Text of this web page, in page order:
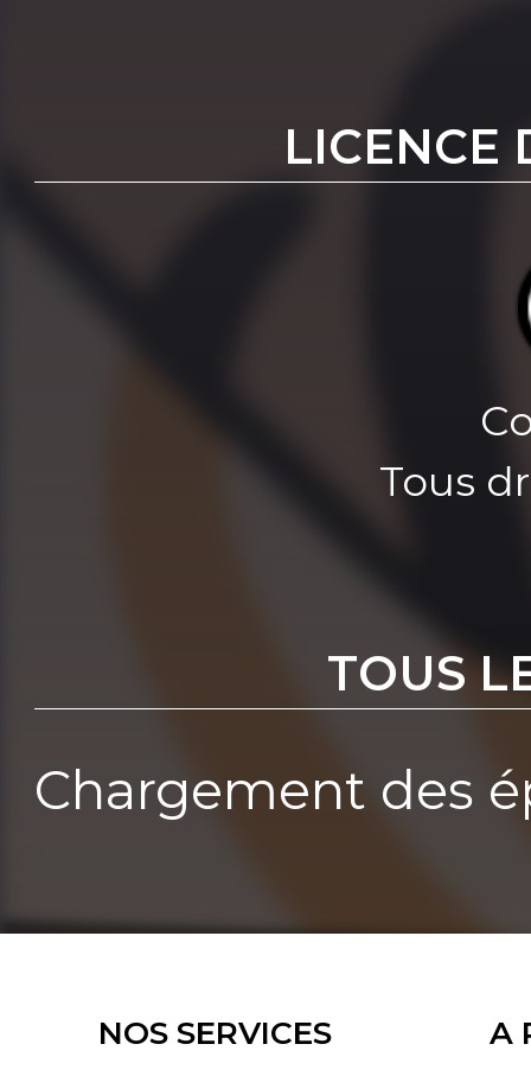
LICENCE
Tous
TOUS
Chargement des
NOS SERVICES A